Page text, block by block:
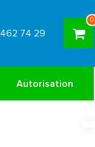
462 74 29
0
Autorisation